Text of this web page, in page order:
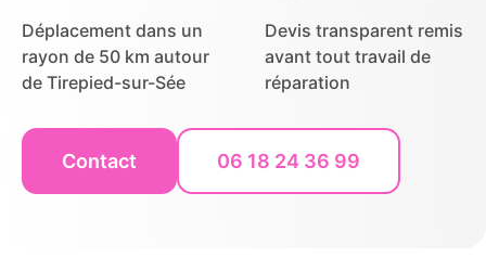
Déplacement dans un
rayon de 50 km autour
de Tirepied-sur-Sée
Devis transparent remis
avant tout travail de
réparation
Contact 06 18 24 36 99